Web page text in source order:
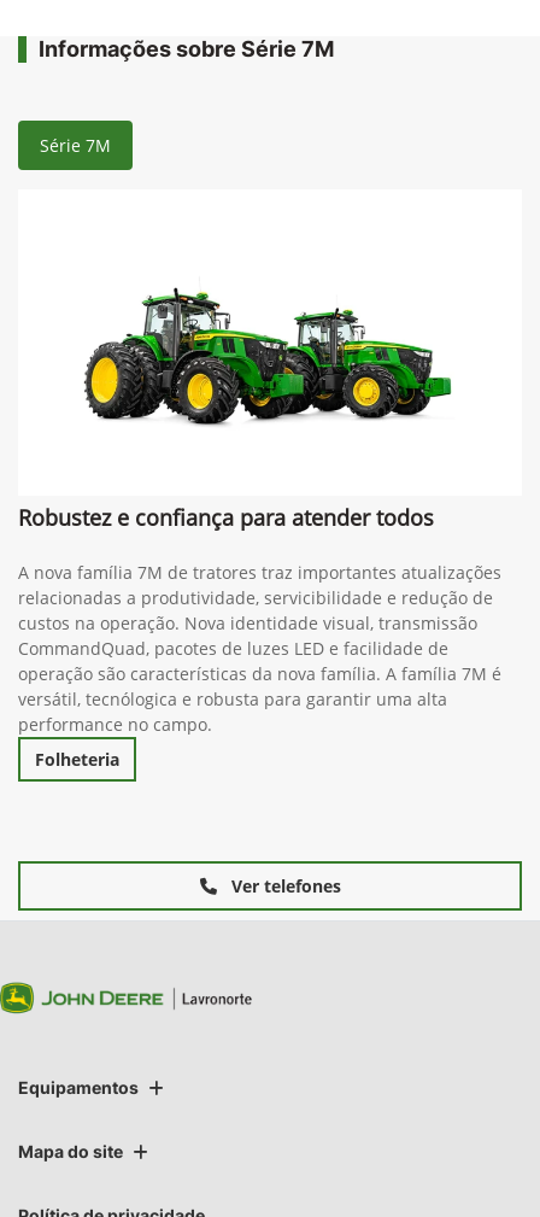
Informações sobre Série 7M
Série 7M
Robustez e confiança para atender todos
A nova família 7M de tratores traz importantes atualizações
relacionadas a produtividade, servicibilidade e redução de
custos na operação. Nova identidade visual, transmissão
CommandQuad, pacotes de luzes LED e facilidade de
operação são características da nova família. A família 7M é
versátil, tecnólogica e robusta para garantir uma alta
performance no campo.
Folheteria
Ver telefones
Equipamentos
Mapa do site